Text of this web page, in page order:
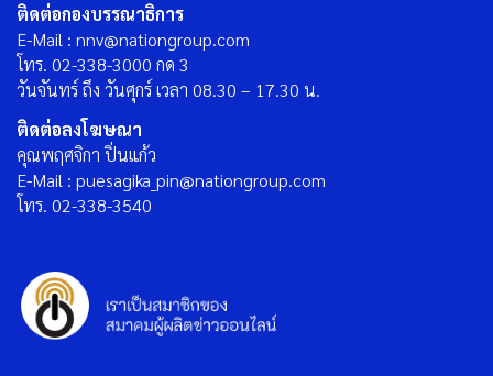
ติดต่อกองบรรณาธิการ
E-Mail : nnv@nationgroup.com
โทร. 02-338-3000 กด 3
วันจันทร์ ถึง วันศุกร์ เวลา 08.30 – 17.30 น.
ติดต่อลงโฆษณา
คุณพฤศจิกา ปิ่นแก้ว
E-Mail : puesagika_pin@nationgroup.com
โทร. 02-338-3540